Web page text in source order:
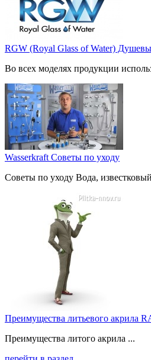
RGW (Royal Glass of Water)
Во всех моделях продукции
Wasserkraft Советы по уходу
Советы по уходу Вода,
Преимущества литьевого акрила
Преимущества литого акрила ...